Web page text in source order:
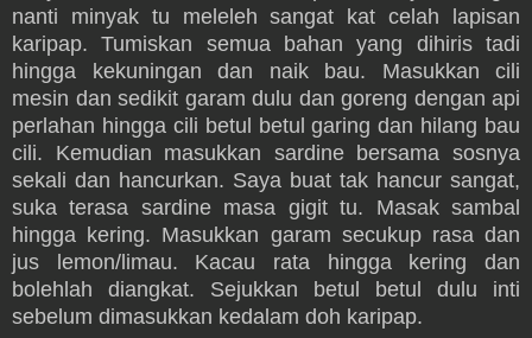
nanti minyak tu meleleh sangat kat celah lapisan
karipap. Tumiskan semua bahan yang dihiris tadi
hingga kekuningan dan naik bau. Masukkan cili
mesin dan sedikit garam dulu dan goreng dengan api
perlahan hingga cili betul betul garing dan hilang bau
cili. Kemudian masukkan sardine bersama sosnya
sekali dan hancurkan. Saya buat tak hancur sangat,
suka terasa sardine masa gigit tu. Masak sambal
hingga kering. Masukkan garam secukup rasa dan
jus lemon/limau. Kacau rata hingga kering dan
bolehlah diangkat. Sejukkan betul betul dulu inti
sebelum dimasukkan kedalam doh karipap.